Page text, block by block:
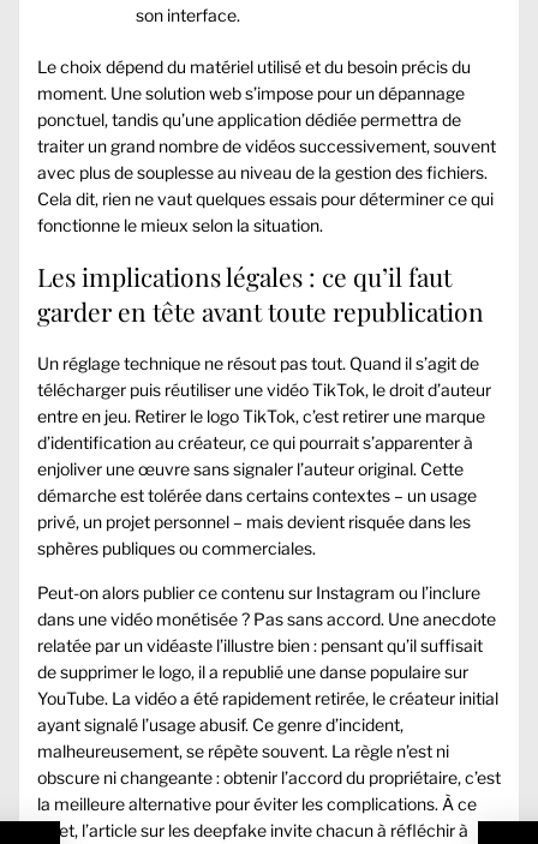
son interface.
Le choix dépend du matériel utilisé et du besoin précis du
moment. Une solution web s’impose pour un dépannage
ponctuel, tandis qu’une application dédiée permettra de
traiter un grand nombre de vidéos successivement, souvent
avec plus de souplesse au niveau de la gestion des fichiers.
Cela dit, rien ne vaut quelques essais pour déterminer ce qui
fonctionne le mieux selon la situation.
Les implications légales : ce qu’il faut
garder en tête avant toute republication
Un réglage technique ne résout pas tout. Quand il s’agit de
télécharger puis réutiliser une vidéo TikTok, le droit d’auteur
entre en jeu. Retirer le logo TikTok, c’est retirer une marque
d’identification au créateur, ce qui pourrait s’apparenter à
enjoliver une œuvre sans signaler l’auteur original. Cette
démarche est tolérée dans certains contextes – un usage
privé, un projet personnel – mais devient risquée dans les
sphères publiques ou commerciales.
Peut-on alors publier ce contenu sur Instagram ou l’inclure
dans une vidéo monétisée ? Pas sans accord. Une anecdote
relatée par un vidéaste l’illustre bien : pensant qu’il suffisait
de supprimer le logo, il a republié une danse populaire sur
YouTube. La vidéo a été rapidement retirée, le créateur initial
ayant signalé l’usage abusif. Ce genre d’incident,
malheureusement, se répète souvent. La règle n’est ni
obscure ni changeante : obtenir l’accord du propriétaire, c’est
la meilleure alternative pour éviter les complications. À ce
sujet, l’article sur lesdeepfake invite chacun à réfléchir à